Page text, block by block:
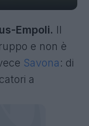
Empoli. Il
e non è
Savona: di
a